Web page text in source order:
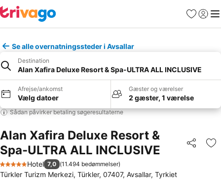
Favoritter
Log ind
Se alle overnatningssteder i Avsallar
Destination
Alan Xafira Deluxe Resort & Spa-ULTRA ALL INCLUSIVE
Afrejse/ankomst
Vælg datoer
Gæster og værelser
2 gæster, 1 værelse
Sådan påvirker betaling søgeresultaterne
Alan Xafira Deluxe Resort &
Spa-ULTRA ALL INCLUSIVE
Del
5 Stjerner
Hotel 7,0 (11.494 bedømmelser)
Türkler Turizm Merkezi, Türkler, 07407, Avsallar, Tyrkiet